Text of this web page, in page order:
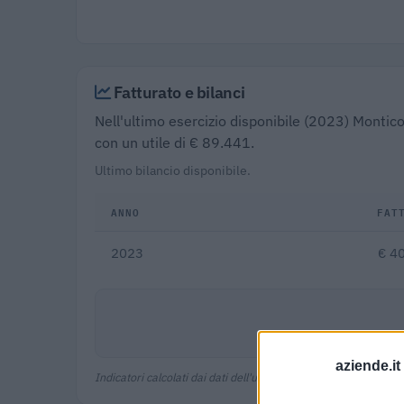
Fatturato e bilanci
Nell'ultimo esercizio disponibile (2023)
con un utile di € 89.441.
Ultimo bilancio disponibile.
ANNO
2023 €
Indicatori calcolati dai dati dell'ultimo bilancio disponibile.